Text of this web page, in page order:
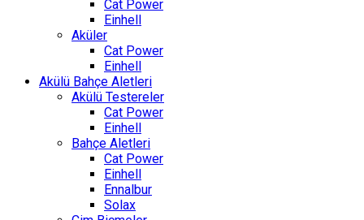
Cat Power
Einhell
Aküler
Cat Power
Einhell
Akülü Bahçe Aletleri
Akülü Testereler
Cat Power
Einhell
Bahçe Aletleri
Cat Power
Einhell
Ennalbur
Solax